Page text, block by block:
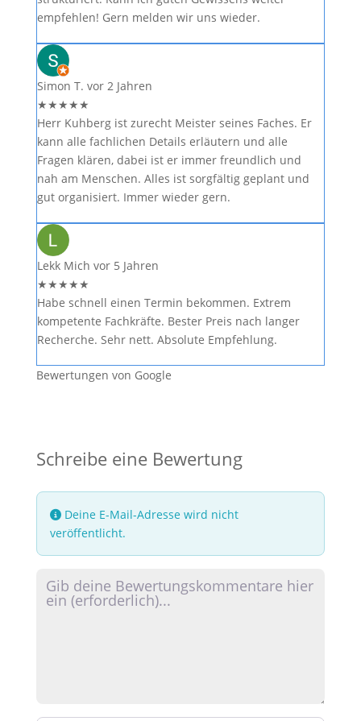
empfehlen! Gern melden wir uns wieder.
Simon T. vor 2 Jahren
★★★★★
Herr Kuhberg ist zurecht Meister seines Faches. Er
kann alle fachlichen Details erläutern und alle
Fragen klären, dabei ist er immer freundlich und
nah am Menschen. Alles ist sorgfältig geplant und
gut organisiert. Immer wieder gern.
Lekk Mich vor 5 Jahren
★★★★★
Habe schnell einen Termin bekommen. Extrem
kompetente Fachkräfte. Bester Preis nach langer
Recherche. Sehr nett. Absolute Empfehlung.
Bewertungen von Google
Schreibe eine Bewertung
Deine E-Mail-Adresse wird nicht
veröffentlicht.
Rezensionstext